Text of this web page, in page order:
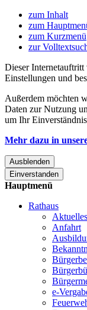
zum Inhalt
zum
zum Kurzmenü
zur
Dieser
Einstellungen und
Außerdem möchten
Daten zur Nutzung
um Ihr
Mehr dazu in
Ausblenden
Einverstanden
Hauptmenü
Rathaus
Aktuelles
Anfahrt
e-